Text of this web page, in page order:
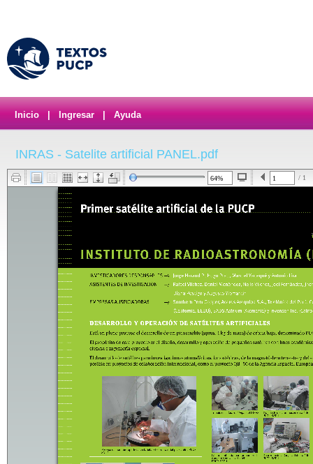
Inicio Ingresar Ayuda
INRAS - Satelite artificial PANEL.pdf
/ 1